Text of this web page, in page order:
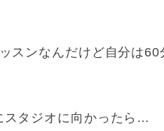
スンなんだけど自分は
スタジオに向かったら…